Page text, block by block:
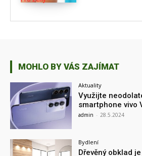
MOHLO BY VÁS ZAJÍMAT
Aktuality
Využijte
smartphone vivo
admin - 28.5.2024
Bydlení
Dřevěný obklad